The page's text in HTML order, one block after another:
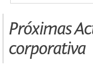
Próximas
corporativa